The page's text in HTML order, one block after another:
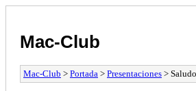
Mac-Club
Mac-Club > Portada > Presentaciones >